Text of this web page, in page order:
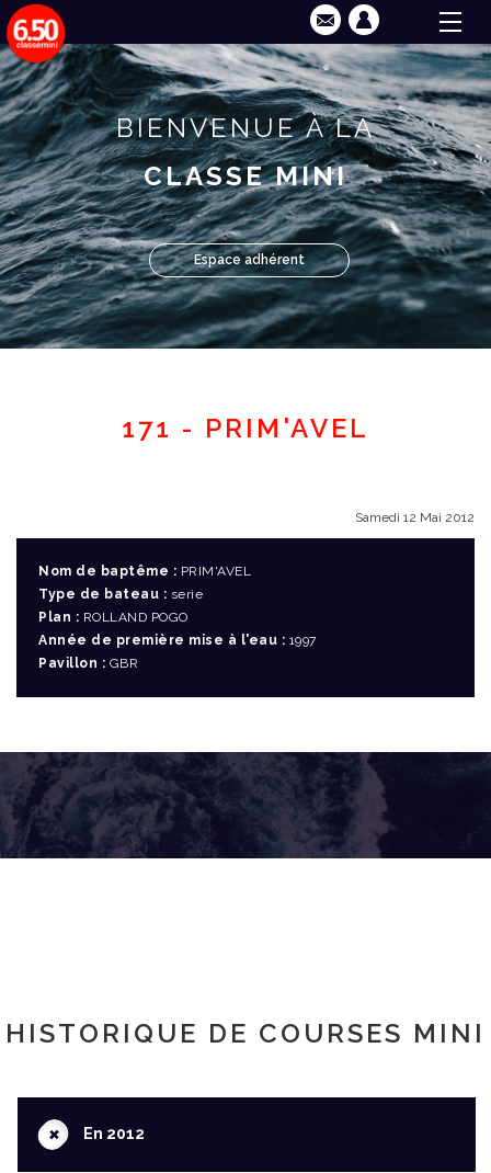
BIENVENUE À LA
CLASSE MINI
Espace adhérent
171 - PRIM'AVEL
Samedi 12 Mai 2012
Nom de baptême : PRIM'AVEL
Type de bateau : serie
Plan : ROLLAND POGO
Année de première mise à l'eau : 1997
Pavillon : GBR
HISTORIQUE DE COURSES MINI
+En 2012